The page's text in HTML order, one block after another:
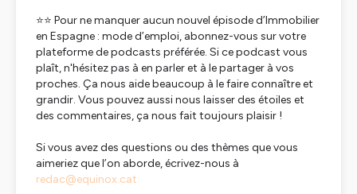
⭐️⭐ Pour ne manquer aucun nouvel épisode d’Immobilier
en Espagne : mode d’emploi, abonnez-vous sur votre
plateforme de podcasts préférée. Si ce podcast vous
plaît, n'hésitez pas à en parler et à le partager à vos
proches. Ça nous aide beaucoup à le faire connaître et
grandir. Vous pouvez aussi nous laisser des étoiles et
des commentaires, ça nous fait toujours plaisir !
Si vous avez des questions ou des thèmes que vous
aimeriez que l’on aborde, écrivez-nous à
redac@equinox.cat